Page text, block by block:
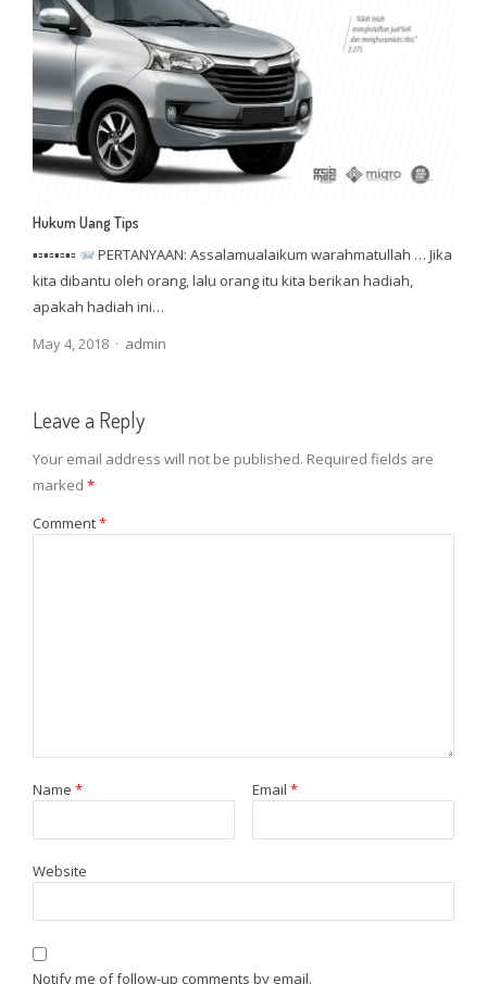
Hukum Uang Tips
▪▫▪▫▪▫▪▫
PERTANYAAN: Assalamualaikum warahmatullah … Jika
kita dibantu oleh orang, lalu orang itu kita berikan hadiah,
apakah hadiah ini…
May 4, 2018
Author
admin
Leave a Reply
Your email address will not be published. Required fields are
marked *
Comment*
Name * Email *
Website
Notify me of follow-up comments by email.